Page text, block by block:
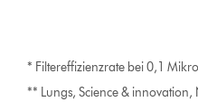
* Filtereffizienzrate bei 0,1
** Lungs, Science & innovation,